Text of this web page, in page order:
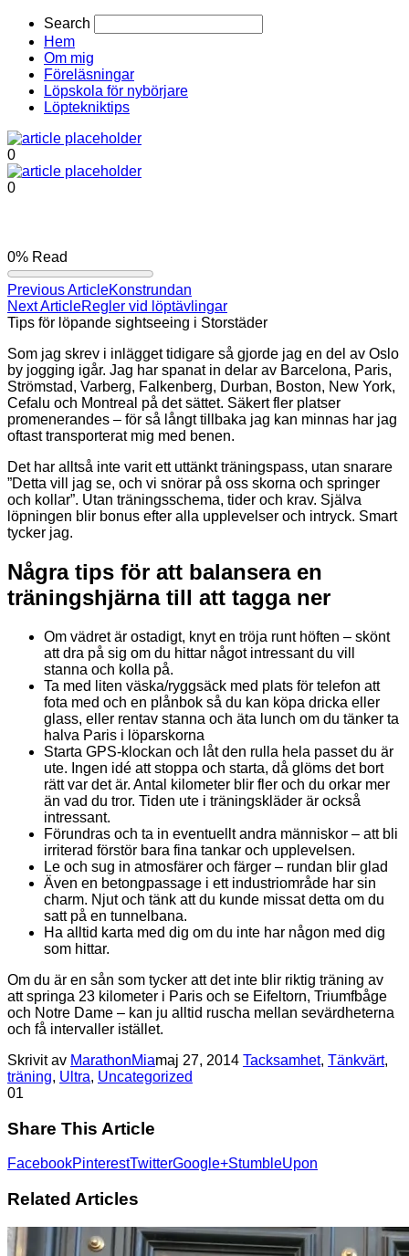
Search
Hem
Om mig
Föreläsningar
Löpskola för nybörjare
Löptekniktips
0
0
0% Read
Previous ArticleKonstrundan
Next ArticleRegler vid löptävlingar
Tips för löpande sightseeing i Storstäder
Som jag skrev i inlägget tidigare så gjorde jag en del av Oslo
by jogging igår. Jag har spanat in delar av Barcelona, Paris,
Strömstad, Varberg, Falkenberg, Durban, Boston, New York,
Cefalu och Montreal på det sättet. Säkert fler platser
promenerandes – för så långt tillbaka jag kan minnas har jag
oftast transporterat mig med benen.
Det har alltså inte varit ett uttänkt träningspass, utan snarare
”Detta vill jag se, och vi snörar på oss skorna och springer
och kollar”. Utan träningsschema, tider och krav. Själva
löpningen blir bonus efter alla upplevelser och intryck. Smart
tycker jag.
Några tips för att balansera en
träningshjärna till att tagga ner
Om vädret är ostadigt, knyt en tröja runt höften – skönt
att dra på sig om du hittar något intressant du vill
stanna och kolla på.
Ta med liten väska/ryggsäck med plats för telefon att
fota med och en plånbok så du kan köpa dricka eller
glass, eller rentav stanna och äta lunch om du tänker ta
halva Paris i löparskorna
Starta GPS-klockan och låt den rulla hela passet du är
ute. Ingen idé att stoppa och starta, då glöms det bort
rätt var det är. Antal kilometer blir fler och du orkar mer
än vad du tror. Tiden ute i träningskläder är också
intressant.
Förundras och ta in eventuellt andra människor – att bli
irriterad förstör bara fina tankar och upplevelsen.
Le och sug in atmosfärer och färger – rundan blir glad
Även en betongpassage i ett industriområde har sin
charm. Njut och tänk att du kunde missat detta om du
satt på en tunnelbana.
Ha alltid karta med dig om du inte har någon med dig
som hittar.
Om du är en sån som tycker att det inte blir riktig träning av
att springa 23 kilometer i Paris och se Eifeltorn, Triumfbåge
och Notre Dame – kan ju alltid ruscha mellan sevärdheterna
och få intervaller istället.
Skrivit av MarathonMiamaj 27, 2014 Tacksamhet, Tänkvärt,
träning, Ultra, Uncategorized
01
Share This Article
FacebookPinterestTwitterGoogle+StumbleUpon
Related Articles